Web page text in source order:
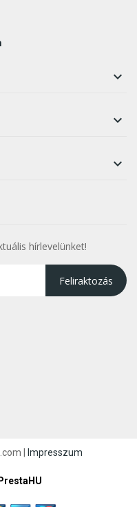



hírlevelünket!
Feliraktozás
| Impresszum
PrestaHU